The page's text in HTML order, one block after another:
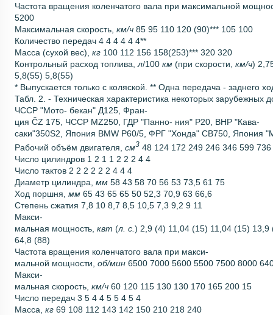
Частота вращения коленчатого вала при максимальной
5200
Максимальная скорость, км/ч85 95 110 120 (90)*** 105 100
Количество передач 4 4 4 4 4 4**
Масса (сухой вес), кг100 112 156 158(253)*** 320 320
Контрольный расход топлива, л/100 км (при скорости, км/ч)
5,8(55) 5,8(55)
* Выпускается только с коляской. ** Одна передача - заднего
Табл. 2. - Техническая характеристика некоторых зарубежных
ЧССР "Мото- бекан" Д125, Фран-
ция ČZ 175, ЧССР MZ250, ГДР "Панно- ния" P20, ВНР "Кава-
саки"350S2, Япония BMW P60/5, ФРГ "Хонда" CB750, Япония
Рабочий объём двигателя, см3 48 124 172 249 246 346 599
Число цилиндров 1 2 1 1 2 2 2 4 4
Число тактов 2 2 2 2 2 2 4 4 4
Диаметр цилиндра, мм58 43 58 70 56 53 73,5 61 75
Ход поршня, мм65 43 65 65 50 52,3 70,9 63 66,6
Степень сжатия 7,8 10 8,7 8,5 10,5 7,3 9,2 9 11
Макси-
мальная мощность, квт (л. с. ) 2,9 (4) 11,04 (15) 11,04 (15)
64,8 (88)
Частота вращения коленчатого вала при макси-
мальной мощности, об/мин6500 7000 5600 5500 7500 8000
Макси-
мальная скорость, км/ч60 120 115 130 130 170 165 200 15
Число передач 3 5 4 4 5 5 4 5 4
Масса, кг69 108 112 143 142 150 210 218 240